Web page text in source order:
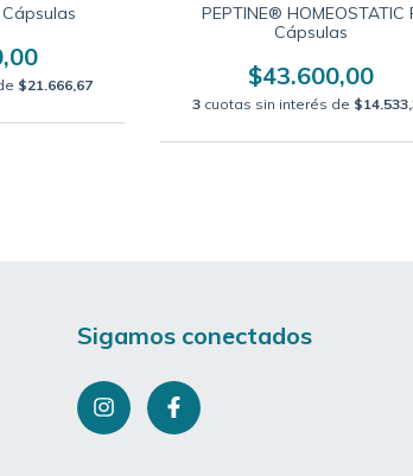
$21.666,67
PEPTINE® HOMEOSTATIC
Cápsulas
$43.600,00
3 cuotas sin interés de
Sigamos conectados